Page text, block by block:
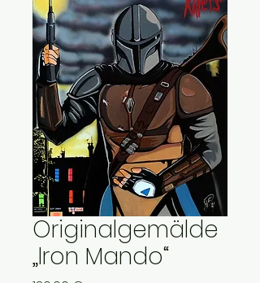
Originalgemälde
„Iron Mando“